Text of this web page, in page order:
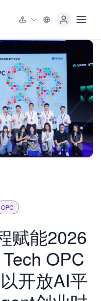
OPC
赋能2026
OPC
开放AI平